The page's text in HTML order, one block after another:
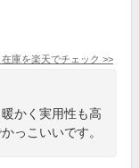
庫を楽天でチェック >>
かく実用性も高
っこいいです。